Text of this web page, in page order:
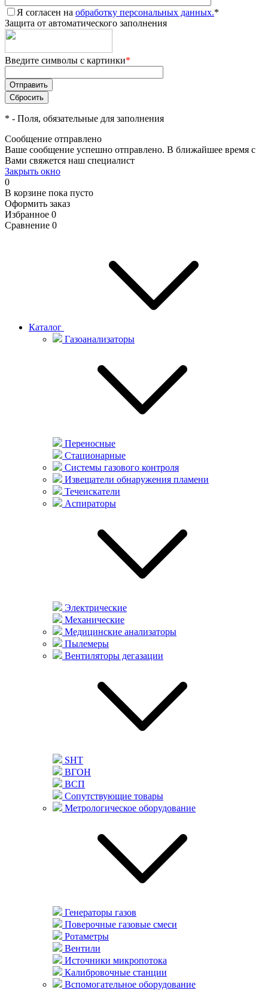
Я согласен на обработку персональных данных.*
Защита от автоматического заполнения
Введите символы с картинки*
* - Поля, обязательные для заполнения
Сообщение отправлено
Ваше сообщение успешно отправлено. В ближайшее время с
Вами свяжется наш специалист
Закрыть окно
0
В корзине пока пусто
Оформить заказ
Избранное 0
Сравнение 0
Каталог
Газоанализаторы
Переносные
Стационарные
Системы газового контроля
Извещатели обнаружения пламени
Течеискатели
Аспираторы
Электрические
Механические
Медицинские анализаторы
Пылемеры
Вентиляторы дегазации
SHT
ВГОН
ВСП
Сопутствующие товары
Метрологическое оборудование
Генераторы газов
Поверочные газовые смеси
Ротаметры
Вентили
Источники микропотока
Калибровочные станции
Вспомогательное оборудование